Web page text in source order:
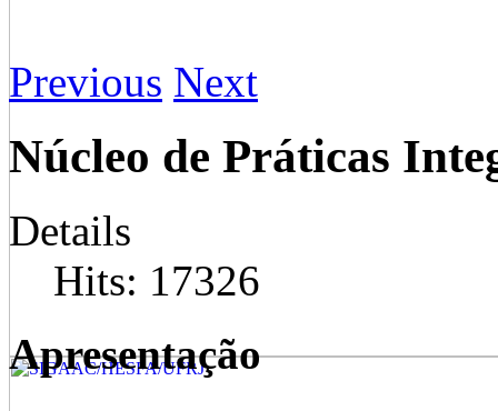
Previous Next
Núcleo de Práticas
Details
Hits: 17326
Apresentação